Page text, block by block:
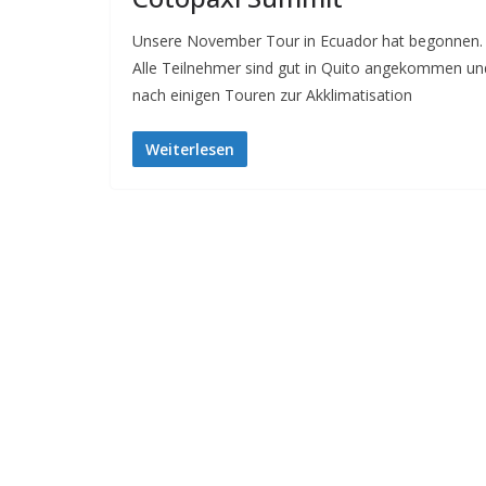
Unsere November Tour in Ecuador hat begonnen.
Alle Teilnehmer sind gut in Quito angekommen
nach einigen Touren zur Akklimatisation
Weiterlesen